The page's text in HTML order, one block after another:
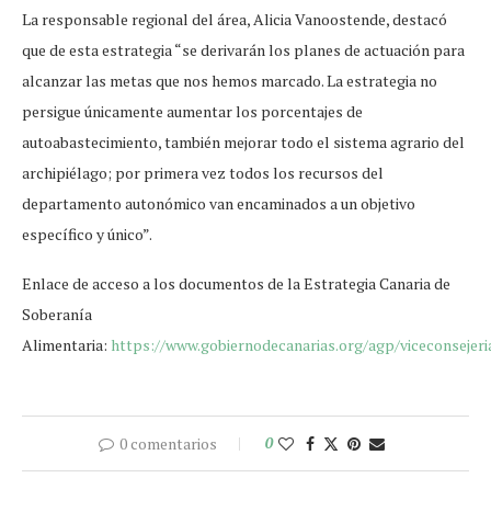
La responsable regional del área, Alicia Vanoostende, destacó
que de esta estrategia “se derivarán los planes de actuación para
alcanzar las metas que nos hemos marcado. La estrategia no
persigue únicamente aumentar los porcentajes de
autoabastecimiento, también mejorar todo el sistema agrario del
archipiélago; por primera vez todos los recursos del
departamento autonómico van encaminados a un objetivo
específico y único”.
Enlace de acceso a los documentos de la Estrategia Canaria de
Soberanía
Alimentaria: https://www.gobiernodecanarias.org/agp/
0 comentarios 0